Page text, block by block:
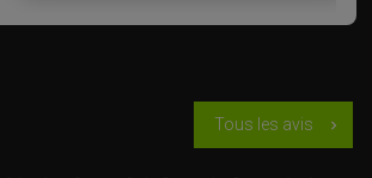
Tous les avis chevron_right